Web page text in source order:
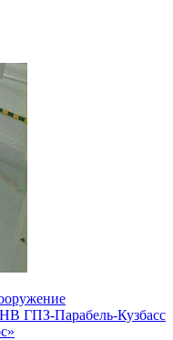
НВ ГПЗ-Парабель-Кузбасс